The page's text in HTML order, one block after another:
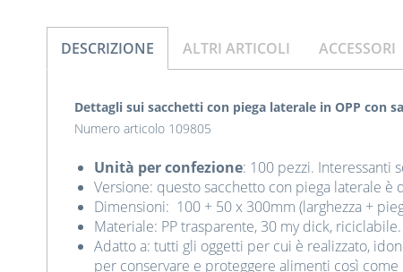
DESCRIZIONE ALTRI ARTICOLI ACCESSORI
Dettagli sui sacchetti con piega laterale in OPP con
Numero articolo 109805
Unità per confezione: 100 pezzi. Interessanti
Versione: questo sacchetto con piega laterale è
Dimensioni: 100 + 50 x 300mm (larghezza +
Materiale: PP trasparente, 30 my dick, riciclabile.
Adatto a: tutti gli oggetti per cui è realizzato,
per conservare e proteggere alimenti così